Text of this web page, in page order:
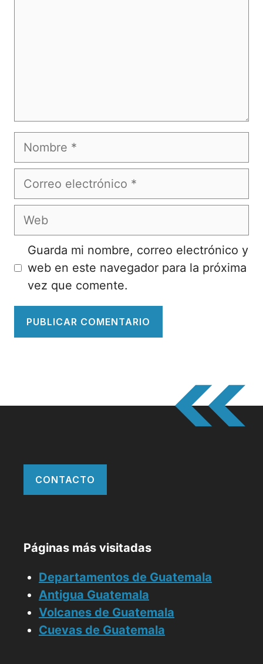
Nombre
Correo
Web
Guarda mi nombre, correo electrónico y
web en este navegador para la próxima
vez que comente.
CONTACTO
Páginas más visitadas
Departamentos de Guatemala
Antigua Guatemala
Volcanes de Guatemala
Cuevas de Guatemala